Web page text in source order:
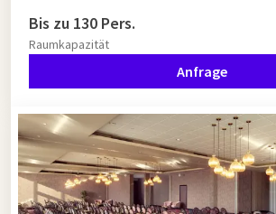
Bis zu 130 Pers.
Raumkapazität
Anfrage